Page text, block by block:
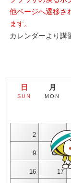
他ページへ遷移さ
ます。
カレンダーより講
日
SUN
月
MON
2 3
9 10
16 17